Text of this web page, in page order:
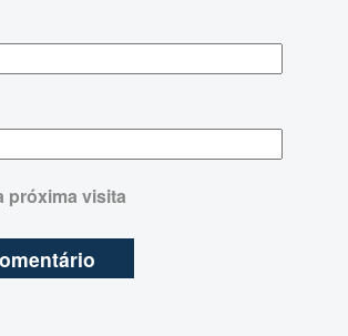
próxima visita